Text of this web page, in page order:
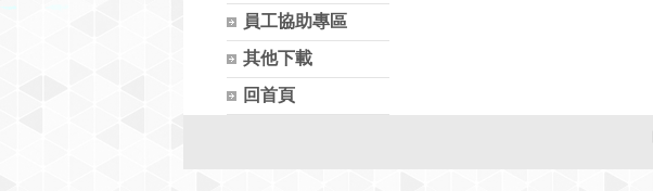
員工協助專區
其他下載
回首頁